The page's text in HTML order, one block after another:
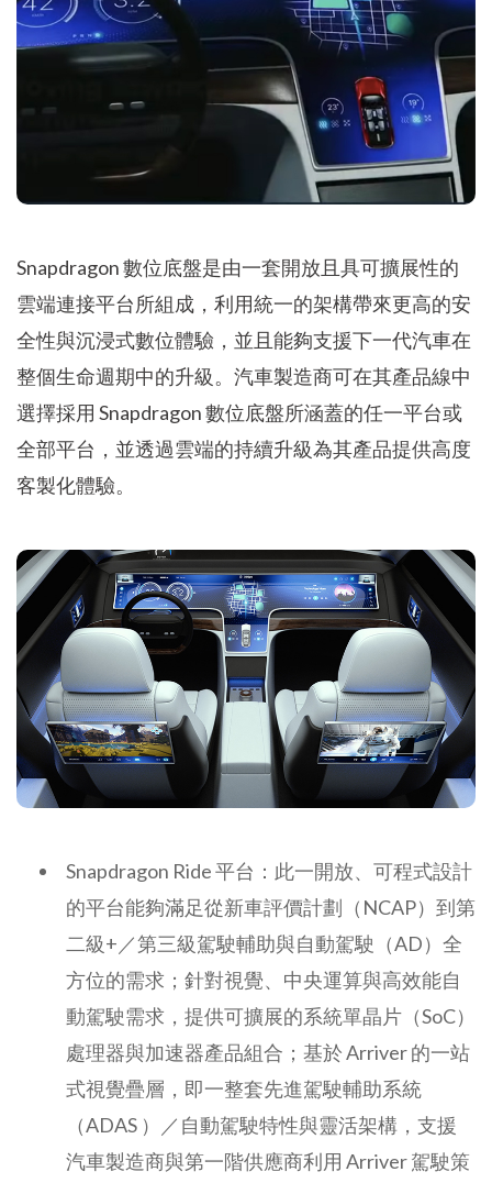
Snapdragon 數位底盤是由一套開放且具可擴展性的
雲端連接平台所組成，利用統一的架構帶來更高的安
全性與沉浸式數位體驗，並且能夠支援下一代汽車在
整個生命週期中的升級。汽車製造商可在其產品線中
選擇採用 Snapdragon 數位底盤所涵蓋的任一平台或
全部平台，並透過雲端的持續升級為其產品提供高度
客製化體驗。
Snapdragon Ride 平台：此一開放、可程式設計
的平台能夠滿足從新車評價計劃（NCAP）到第
二級+／第三級駕駛輔助與自動駕駛（AD）全
方位的需求；針對視覺、中央運算與高效能自
動駕駛需求，提供可擴展的系統單晶片（SoC）
處理器與加速器產品組合；基於 Arriver 的一站
式視覺疊層，即一整套先進駕駛輔助系統
（ADAS ）／自動駕駛特性與靈活架構，支援
汽車製造商與第一階供應商利用 Arriver 駕駛策